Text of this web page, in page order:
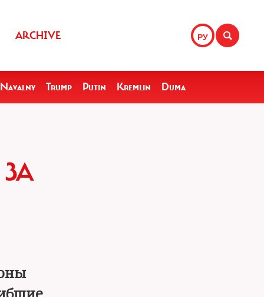
РУ
ARCHIVE
Navalny Trump Putin Kremlin Duma